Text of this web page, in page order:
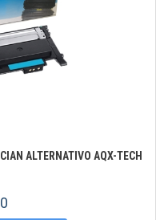
ALTERNATIVO AQX-TECH